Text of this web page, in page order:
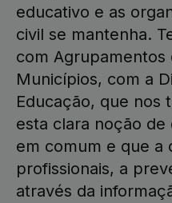
educativo e as
civil se mantenha.
com Agrupamentos
Municípios, com a
Educação, que nos
esta clara noção
em comum e que a
profissionais, a
através da